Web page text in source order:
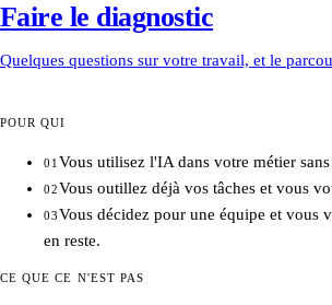
Faire le diagnostic
Quelques questions sur votre travail, et le
POUR QUI
01 Vous utilisez l'IA dans votre métier
02Vous outillez déjà vos tâches et vous
03Vous décidez pour une équipe et vous
en reste.
CE QUE CE N'EST PAS